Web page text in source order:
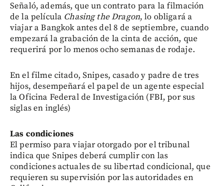
Señaló, además, que un contrato para la filmación
de la película Chasing the Dragon, lo obligará a
viajar a Bangkok antes del 8 de septiembre, cuando
empezará la grabación de la cinta de acción, que
requerirá por lo menos ocho semanas de rodaje.
En el filme citado, Snipes, casado y padre de tres
hijos, desempeñará el papel de un agente especial
la Oficina Federal de Investigación (FBI, por sus
siglas en inglés)
Las condiciones
El permiso para viajar otorgado por el tribunal
indica que Snipes deberá cumplir con las
condiciones actuales de su libertad condicional, que
requieren su supervisión por las autoridades en